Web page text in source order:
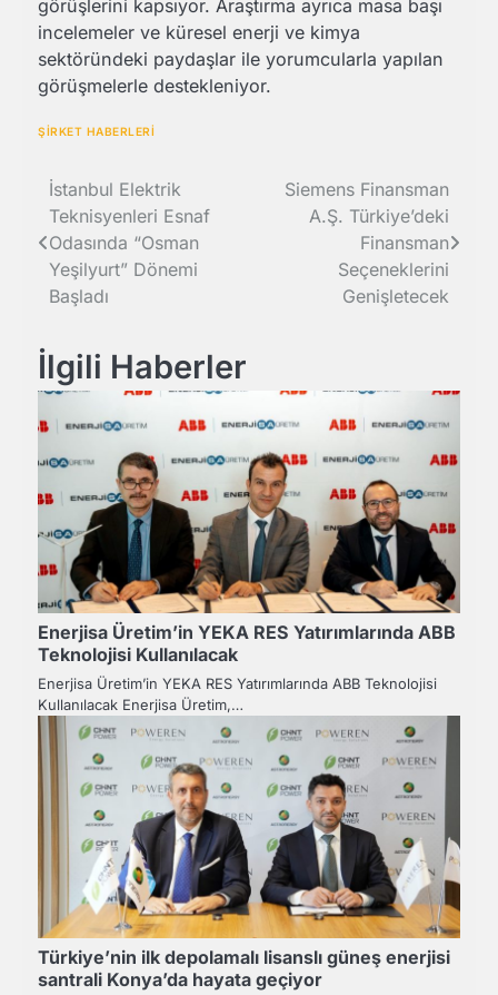
görüşlerini kapsıyor. Araştırma ayrıca masa başı
incelemeler ve küresel enerji ve kimya
sektöründeki paydaşlar ile yorumcularla yapılan
görüşmelerle destekleniyor.
ŞİRKET HABERLERİ
Yazı
gezinmesi
İstanbul Elektrik
Teknisyenleri Esnaf
Odasında “Osman
Yeşilyurt” Dönemi
Başladı
Siemens Finansman
A.Ş. Türkiye’deki
Finansman
Seçeneklerini
Genişletecek
İlgili Haberler
Enerjisa Üretim’in YEKA RES Yatırımlarında ABB
Teknolojisi Kullanılacak
Enerjisa Üretim’in YEKA RES Yatırımlarında ABB Teknolojisi
Kullanılacak Enerjisa Üretim,…
Türkiye’nin ilk depolamalı lisanslı güneş enerjisi
santrali Konya’da hayata geçiyor